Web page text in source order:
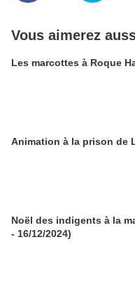
Vous aimerez
Les marcottes à Roque
Animation à la prison de
Noël des indigents à la
- 16/12/2024)